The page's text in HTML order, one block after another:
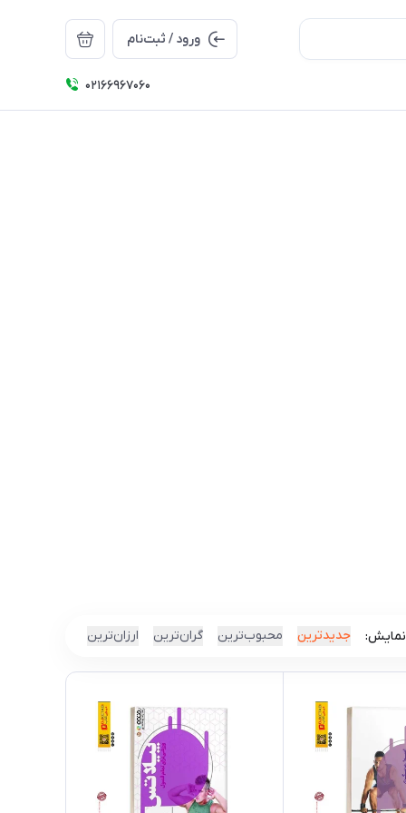
ورود / ثبت‌نام
۰۲۱66967060
جدیدترین محبوب‌ترین گران‌ترین ارزان‌ترین